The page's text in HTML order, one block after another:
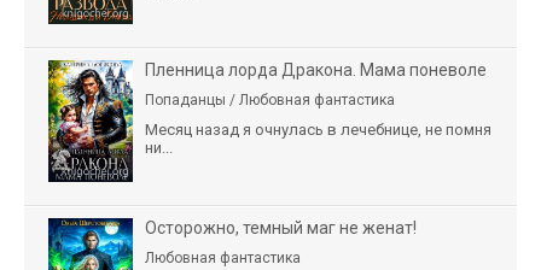
Пленница лорда Дракона. Мама поневоле
Попаданцы / Любовная фантастика
Месяц назад я очнулась в лечебнице, не помня
ни...
Осторожно, темный маг не женат!
Любовная фантастика